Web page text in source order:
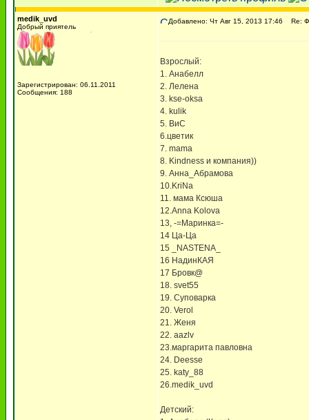
medik_uvd
Добрый приятель
Зарегистрирован: 06.11.2011
Сообщения: 188
Добавлено: Чт Авг 15, 2013 17:46 Re:
Взрослый:
1. Анабелл
2. Лелена
3. kse-oksa
4. kulik
5. ВиС
6.цветик
7. mama
8. Kindness и компания))
9. Анна_Абрамова
10.KriNa
11. мама Ксюша
12.Anna Kolova
13, -=Маринка=-
14 Ца-Ца
15 _NASTENA_
16 НадинКАЯ
17 Бровк@
18. svet55
19. Суповарка
20. Verol
21. Женя
22. aazlv
23.маргарита павловна
24. Deesse
25. katy_88
26.medik_uvd
Детский: